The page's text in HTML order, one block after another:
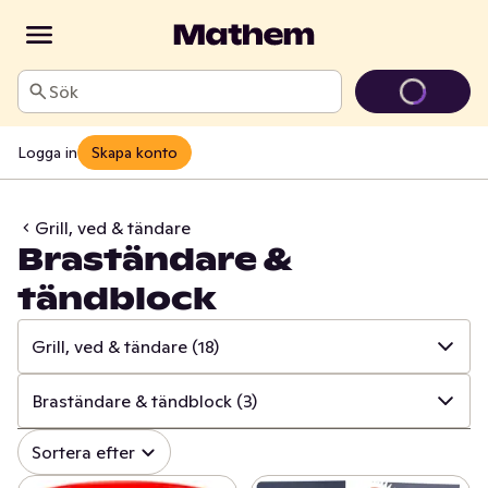
Sök
Logga in Skapa konto
Grill, ved & tändare
Braständare &
tändblock
Grill, ved & tändare (18)
✓ Alla (999)
✓ Hushålls- & toapapper
Braständare & tändblock (3)
✓ Alla (18)
Sortera efter